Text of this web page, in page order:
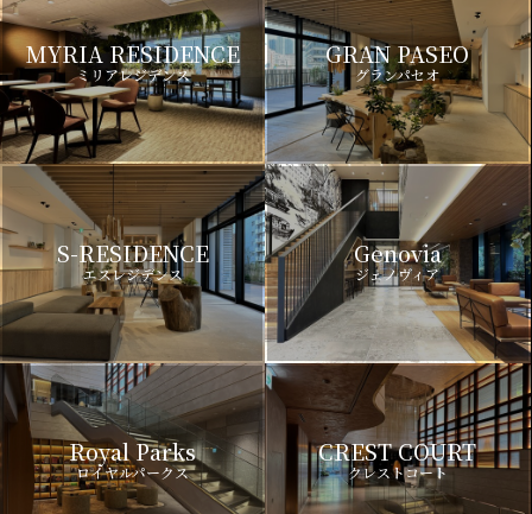
MYRIA RESIDENCE
ミリアレジデンス
GRAN PASEO
グランパセオ
S-RESIDENCE
エスレジデンス
Genovia
ジェノヴィア
Royal Parks
ロイヤルパークス
CREST COURT
クレストコート